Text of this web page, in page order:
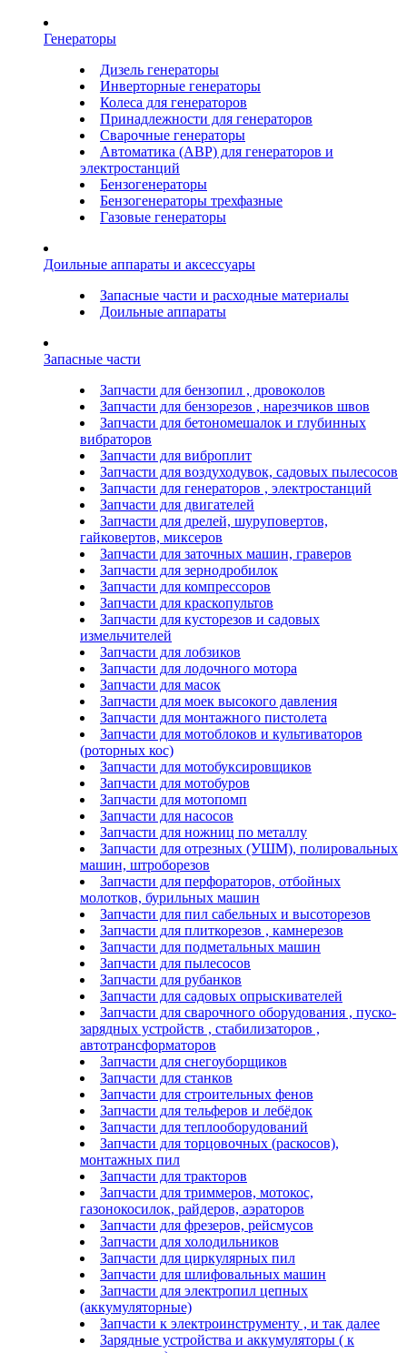
Генераторы
Дизель генераторы
Инверторные генераторы
Колеса для генераторов
Принадлежности для генераторов
Сварочные генераторы
Автоматика (АВР) для генераторов и
электростанций
Бензогенераторы
Бензогенераторы трехфазные
Газовые генераторы
Доильные аппараты и аксессуары
Запасные части и расходные материалы
Доильные аппараты
Запасные части
Запчасти для бензопил , дровоколов
Запчасти для бензорезов , нарезчиков швов
Запчасти для бетономешалок и глубинных
вибраторов
Запчасти для виброплит
Запчасти для воздуходувок, садовых пылесосов
Запчасти для генераторов , электростанций
Запчасти для двигателей
Запчасти для дрелей, шуруповертов,
гайковертов, миксеров
Запчасти для заточных машин, граверов
Запчасти для зернодробилок
Запчасти для компрессоров
Запчасти для краскопультов
Запчасти для кусторезов и садовых
измельчителей
Запчасти для лобзиков
Запчасти для лодочного мотора
Запчасти для масок
Запчасти для моек высокого давления
Запчасти для монтажного пистолета
Запчасти для мотоблоков и культиваторов
(роторных кос)
Запчасти для мотобуксировщиков
Запчасти для мотобуров
Запчасти для мотопомп
Запчасти для насосов
Запчасти для ножниц по металлу
Запчасти для отрезных (УШМ), полировальных
машин, штроборезов
Запчасти для перфораторов, отбойных
молотков, бурильных машин
Запчасти для пил сабельных и высоторезов
Запчасти для плиткорезов , камнерезов
Запчасти для подметальных машин
Запчасти для пылесосов
Запчасти для рубанков
Запчасти для садовых опрыскивателей
Запчасти для сварочного оборудования , пуско-
зарядных устройств , стабилизаторов ,
автотрансформаторов
Запчасти для снегоуборщиков
Запчасти для станков
Запчасти для строительных фенов
Запчасти для тельферов и лебёдок
Запчасти для теплооборудований
Запчасти для торцовочных (раскосов),
монтажных пил
Запчасти для тракторов
Запчасти для триммеров, мотокос,
газонокосилок, райдеров, аэраторов
Запчасти для фрезеров, рейсмусов
Запчасти для холодильников
Запчасти для циркулярных пил
Запчасти для шлифовальных машин
Запчасти для электропил цепных
(аккумуляторные)
Запчасти к электроинструменту , и так далее
Зарядные устройства и аккумуляторы ( к